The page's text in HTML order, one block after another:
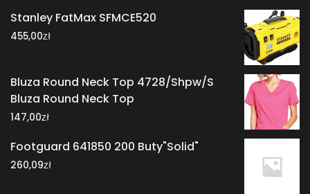
Stanley FatMax SFMCE520
455,00zł
Bluza Round Neck Top 4728/Shpw/S
Bluza Round Neck Top
147,00zł
Footguard 641850 200 Buty"Solid"
260,09zł